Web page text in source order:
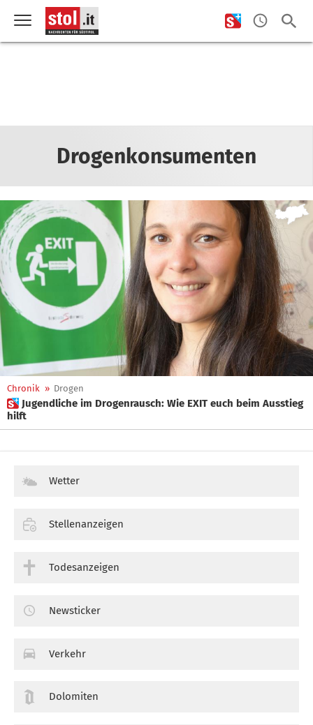
Drogenkonsumenten
Chronik » Drogen
 Jugendliche im Drogenrausch: Wie EXIT euch beim Ausstieg
hilft
Wetter
Stellenanzeigen
Todesanzeigen
Newsticker
Verkehr
Dolomiten